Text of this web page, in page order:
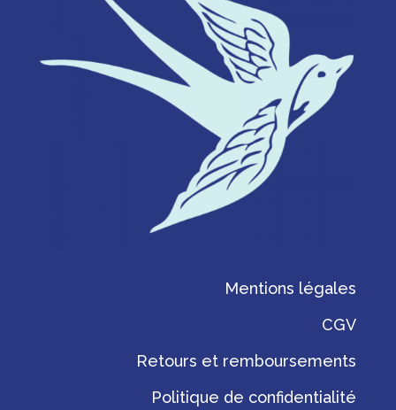
Mentions légales
CGV
Retours et remboursements
Politique de confidentialité